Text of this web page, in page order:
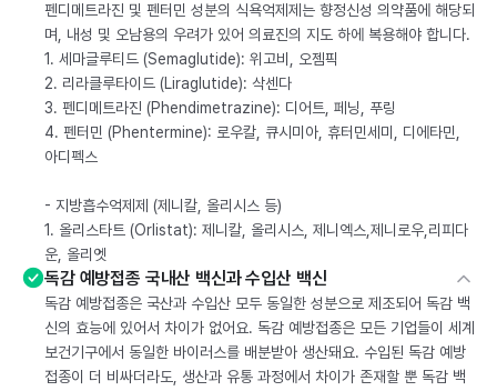
펜디메트라진 및 펜터민 성분의 식욕억제제는 향정신성 의약품에 해당되
며, 내성 및 오남용의 우려가 있어 의료진의 지도 하에 복용해야 합니다.
1. 세마글루티드 (Semaglutide): 위고비, 오젬픽
2. 리라클루타이드 (Liraglutide): 삭센다
3. 펜디메트라진 (Phendimetrazine): 디어트, 페닝, 푸링
4. 펜터민 (Phentermine): 로우칼, 큐시미아, 휴터민세미, 디에타민,
아디펙스
- 지방흡수억제제 (제니칼, 올리시스 등)
1. 올리스타트 (Orlistat): 제니칼, 올리시스, 제니엑스,제니로우,리피다
운, 올리엣
독감 예방접종 국내산 백신과 수입산 백신
독감 예방접종은 국산과 수입산 모두 동일한 성분으로 제조되어 독감 백
신의 효능에 있어서 차이가 없어요. 독감 예방접종은 모든 기업들이 세계
보건기구에서 동일한 바이러스를 배분받아 생산돼요. 수입된 독감 예방
접종이 더 비싸더라도, 생산과 유통 과정에서 차이가 존재할 뿐 독감 백